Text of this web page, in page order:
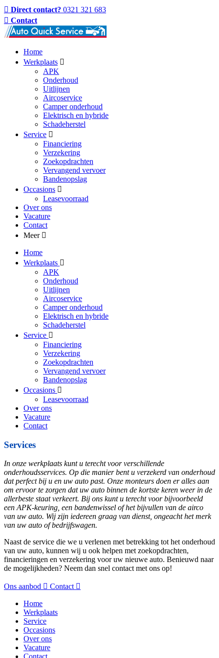
Direct contact? 0321 321 683
Contact
Home
Werkplaats
APK
Onderhoud
Uitlijnen
Aircoservice
Camper onderhoud
Elektrisch en hybride
Schadeherstel
Service
Financiering
Verzekering
Zoekopdrachten
Vervangend vervoer
Bandenopslag
Occasions
Leasevoorraad
Over ons
Vacature
Contact
Meer
Home
Werkplaats
APK
Onderhoud
Uitlijnen
Aircoservice
Camper onderhoud
Elektrisch en hybride
Schadeherstel
Service
Financiering
Verzekering
Zoekopdrachten
Vervangend vervoer
Bandenopslag
Occasions
Leasevoorraad
Over ons
Vacature
Contact
Services
In onze werkplaats kunt u terecht voor verschillende
onderhoudsservices. Op die manier bent u verzekerd van onderhoud
dat perfect bij u en uw auto past. Onze monteurs doen er alles aan
om ervoor te zorgen dat uw auto binnen de kortste keren weer in de
allerbeste staat verkeert. Bij ons kunt u terecht voor bijvoorbeeld
een APK-keuring, een bandenwissel of het bijvullen van de airco
van uw auto. Wij zijn iedereen graag van dienst, ongeacht het merk
van uw auto of bedrijfswagen.
Naast de service die we u verlenen met betrekking tot het onderhoud
van uw auto, kunnen wij u ook helpen met zoekopdrachten,
financieringen en verzekering voor uw nieuwe auto. Benieuwd naar
de mogelijkheden? Neem dan snel contact met ons op!
Ons aanbod Contact
Home
Werkplaats
Service
Occasions
Over ons
Vacature